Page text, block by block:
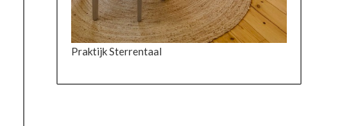
Praktijk Sterrentaal